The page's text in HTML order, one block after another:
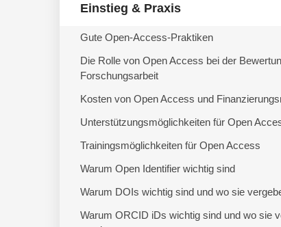
Einstieg & Praxis
Gute Open-Access-Praktiken
Die Rolle von Open Access bei der
Forschungsarbeit
Kosten von Open Access und
Unterstützungsmöglichkeiten für Open
Trainingsmöglichkeiten für Open Access
Warum Open Identifier wichtig sind
Warum DOIs wichtig sind und wo sie
Warum ORCID iDs wichtig sind und wo sie